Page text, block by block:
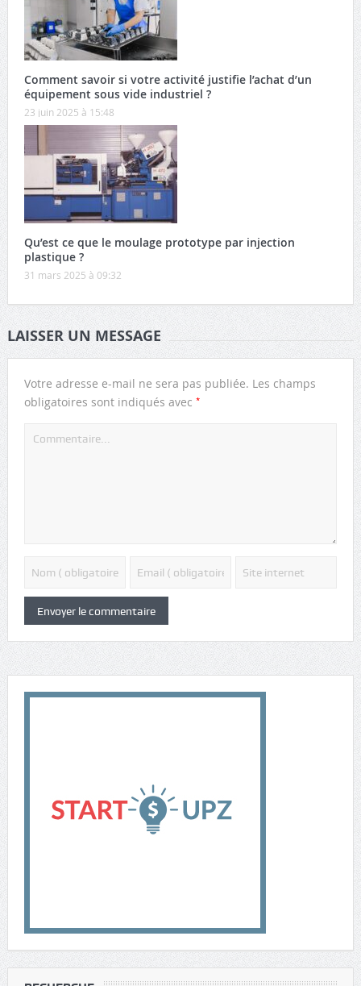
Comment savoir si votre activité justifie l’achat d’un
équipement sous vide industriel ?
23 juin 2025 à 15:48
Qu’est ce que le moulage prototype par injection
plastique ?
31 mars 2025 à 09:32
LAISSER UN MESSAGE
Votre adresse e-mail ne sera pas publiée. Les champs
obligatoires sont indiqués avec *